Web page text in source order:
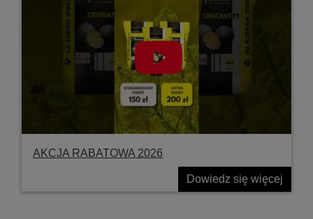
AKCJA RABATOWA 2026
Dowiedz się więcej